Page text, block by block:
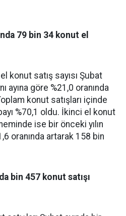
79 bin 34 konut el
konut satış sayısı Şubat
ayına göre %21,0 oranında
konut satışları içinde
%70,1 oldu. İkinci el konut
ise bir önceki yılın
oranında artarak 158 bin
bin 457 konut satışı